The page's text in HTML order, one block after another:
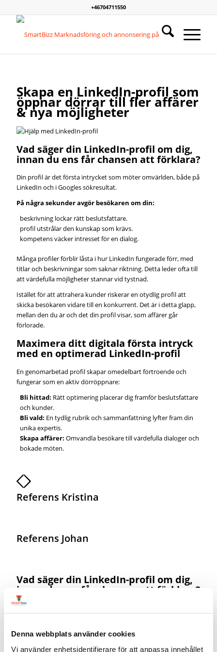
Denna webbplats använder cookies
Vi använder enhetsidentifierare för att anpassa innehållet
+46704711550
Skapa en LinkedIn-profil som
öppnar dörrar till fler affärer
&nya möjligheter
Vad säger din LinkedIn-profil om dig,
innan du ens får chansen att förklara?
Din profil är det första intrycket som möter omvärlden, både på
LinkedIn och i Googles sökresultat.
På några sekunder avgör besökaren om din:
beskrivning lockar rätt beslutsfattare.
profil utstrålar den kunskap som krävs.
kompetens väcker intresset för en dialog.
Många profiler förblir låsta i hur LinkedIn fungerade förr, med
titlar och beskrivningar som saknar riktning. Detta leder ofta till
att värdefulla möjligheter stannar vid tystnad.
Istället för att attrahera kunder riskerar en otydlig profil att
skicka besökaren vidare till en konkurrent. Det är i detta glapp,
mellan den du är och det din profil visar, som affärer går
förlorade.
Maximera ditt digitala första intryck
med en optimerad LinkedIn-profil
En genomarbetad profil skapar omedelbart förtroende och
fungerar som en aktiv dörröppnare:
Bli hittad: Rätt optimering placerar dig framför beslutsfattare
och kunder.
Bli vald: En tydlig rubrik och sammanfattning lyfter fram din
unika expertis.
Skapa affärer: Omvandla besökare till värdefulla dialoger och
bokade möten.
Referens Kristina
Referens Johan
Vad säger din LinkedIn-profil om dig,
innan du ens får chansen att förklara?
Din profil är det första intrycket som möter omvärlden, både på
På några sekunder avgör besökaren om din:
beskrivning lockar rätt beslutsfattare.